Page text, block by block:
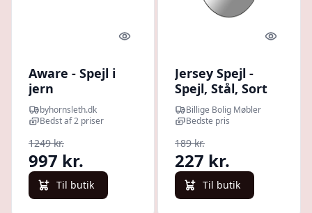
Quick look
Aware - Spejl i
jern
byhornsleth.dk
Bedst af 2 priser
1249 kr.
997 kr.
Til butik
Quick
Jersey Spejl -
Spejl, Stål, Sort
Ø40 Cm
Billige Bolig Møbler
Bedste pris
189 kr.
227 kr.
Til butik